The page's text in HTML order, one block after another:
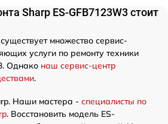
Sharp ES-GFB7123W3 стоит
множество сервис-
услуги по ремонту техники
Однако наш сервис-центр
.
Наши мастера - специалисты по
. Восстановить модель ES-